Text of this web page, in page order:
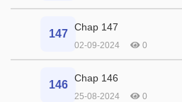
147
Chap 147
02-09-2024 0
146
Chap 146
25-08-2024 0